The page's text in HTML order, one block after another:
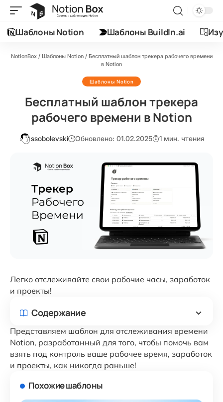
Шаблоны Notion Шаблоны BuildIn.ai
NotionBox/ Шаблоны Notion/ Бесплатный шаблон трекера рабочего времени
в Notion
Шаблоны Notion
Бесплатный шаблон трекера
рабочего времени в Notion
ssobolevski Обновлено: 01.02.2025 1 мин. чтения
Легко отслеживайте свои рабочие часы, заработок
и проекты!
Содержание
Представляем шаблон для отслеживания времени
Notion, разработанный для того, чтобы помочь вам
взять под контроль ваше рабочее время, заработок
и проекты, как никогда раньше!
Похожие шаблоны